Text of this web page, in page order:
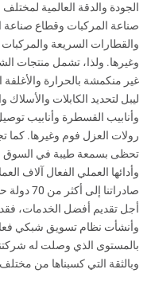
الجودة والدقة العالمية
صناعة المركبات وقطاع صناعة
والقطارات السريعة والمركبات
وغيرها. ولذا، تشمل منتجات
غير منكمشة بالحرارة والأغلفة
ليبل لتحديد الكابلات والأسلاك
وأنابيب القسطرة وأنابيب
رولات العزل فوم وغيرها. كما
تحظى بسمعة طيبة في السوق
وأدائها العملي الفعال آلاف
وأنشأت نظام تسويق شبكي
بالمستوى الذي وصلت له شركتنا
وبالثقة التي كسبناها من